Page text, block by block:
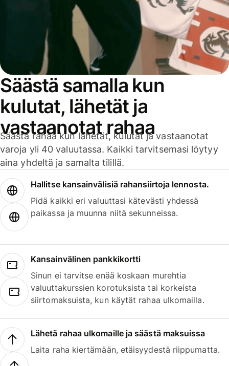
Säästä samalla kun
kulutat, lähetät ja
vastaanotat rahaa
Säästä rahaa kun lähetät, kulutat ja vastaanotat
varoja yli 40 valuutassa. Kaikki tarvitsemasi löytyy
aina yhdeltä ja samalta tilillä.
Hallitse kansainvälisiä rahansiirtoja lennosta.
Pidä kaikki eri valuuttasi kätevästi yhdessä
paikassa ja muunna niitä sekunneissa.
Kansainvälinen pankkikortti
Sinun ei tarvitse enää koskaan murehtia
valuuttakurssien korotuksista tai korkeista
siirtomaksuista, kun käytät rahaa ulkomailla.
Lähetä rahaa ulkomaille ja säästä maksuissa
Laita raha kiertämään, etäisyydestä riippumatta.